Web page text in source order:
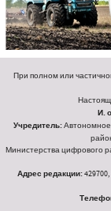
При полном или
И.
Учредитель:Автономное
Министерства цифрового
Адрес редакции: